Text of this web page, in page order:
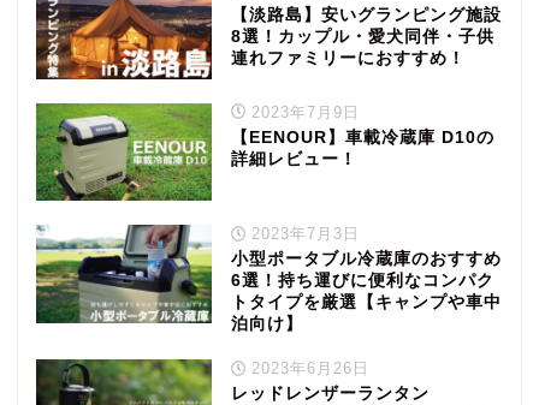
【淡路島】安いグランピング施設
8選！カップル・愛犬同伴・子供
連れファミリーにおすすめ！
2023年7月9日
【EENOUR】車載冷蔵庫 D10の
詳細レビュー！
2023年7月3日
小型ポータブル冷蔵庫のおすすめ
6選！持ち運びに便利なコンパク
トタイプを厳選【キャンプや車中
泊向け】
2023年6月26日
レッドレンザーランタン